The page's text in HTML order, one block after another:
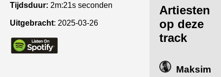
Tijdsduur: 2m:21s seconden
Uitgebracht: 2025-03-26
Artiesten
op deze
track
Maksim